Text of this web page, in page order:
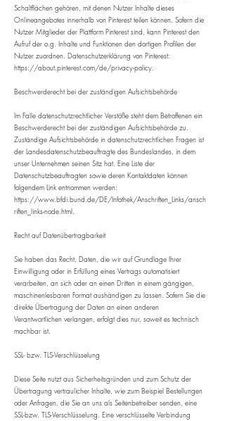
Schaltflächen gehören, mit denen Nutzer Inhalte dieses
Onlineangebotes innerhalb von Pinterest teilen können. Sofern die
Nutzer Mitglieder der Plattform Pinterest sind, kann Pinterest den
Aufruf der o.g. Inhalte und Funktionen den dortigen Profilen der
Nutzer zuordnen. Datenschutzerklärung von Pinterest:
https://about.pinterest.com/de/privacy-policy.
​Beschwerderecht bei der zuständigen Aufsichtsbehörde
Im Falle datenschutzrechtlicher Verstöße steht dem Betroffenen ein
Beschwerderecht bei der zuständigen Aufsichtsbehörde zu.
Zuständige Aufsichtsbehörde in datenschutzrechtlichen Fragen ist
der Landesdatenschutzbeauftragte des Bundeslandes, in dem
unser Unternehmen seinen Sitz hat. Eine Liste der
Datenschutzbeauftragten sowie deren Kontaktdaten können
folgendem Link entnommen werden:
https://www.bfdi.bund.de/DE/Infothek/Anschriften_Links/ansch
riften_links-node.html.
​Recht auf Datenübertragbarkeit
Sie haben das Recht, Daten, die wir auf Grundlage Ihrer
Einwilligung oder in Erfüllung eines Vertrags automatisiert
verarbeiten, an sich oder an einen Dritten in einem gängigen,
maschinenlesbaren Format aushändigen zu lassen. Sofern Sie die
direkte Übertragung der Daten an einen anderen
Verantwortlichen verlangen, erfolgt dies nur, soweit es technisch
machbar ist.
​SSL- bzw. TLS-Verschlüsselung
Diese Seite nutzt aus Sicherheitsgründen und zum Schutz der
Übertragung vertraulicher Inhalte, wie zum Beispiel Bestellungen
oder Anfragen, die Sie an uns als Seitenbetreiber senden, eine
SSL-bzw. TLS-Verschlüsselung. Eine verschlüsselte Verbindung